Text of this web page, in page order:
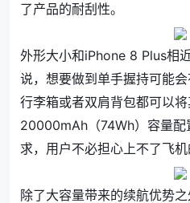
了产品的耐刮性。
外形大小和iPhone 8 Plus相
说，想要做到单手握持可能
行李箱或者双肩背包都可以
20000mAh（74Wh）容量
求，用户不必担心上不了飞机
除了大容量带来的续航优势